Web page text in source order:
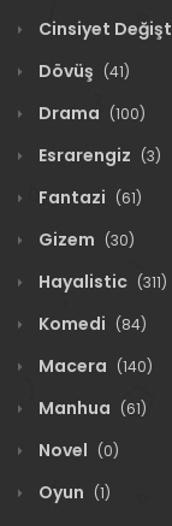
Cinsiyet
Dövüş (41)
Drama (100)
Esrarengiz (3)
Fantazi (61)
Gizem (30)
Hayalistic (311)
Komedi (84)
Macera (140)
Manhua (61)
Novel (0)
Oyun (1)